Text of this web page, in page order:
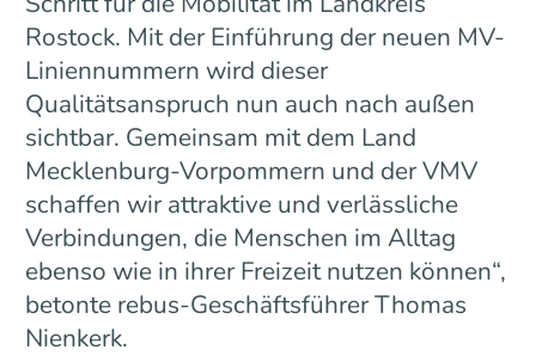
Rostock. Mit der Einführung der neuen MV-
Liniennummern wird dieser
Qualitätsanspruch nun auch nach außen
sichtbar. Gemeinsam mit dem Land
Mecklenburg-Vorpommern und der VMV
schaffen wir attraktive und verlässliche
Verbindungen, die Menschen im Alltag
ebenso wie in ihrer Freizeit nutzen können“,
betonte rebus-Geschäftsführer Thomas
Nienkerk.